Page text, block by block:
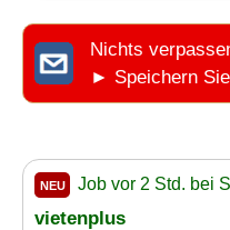
Nichts
► Speichern
NEU Job vor 2 Std. bei
vietenplus